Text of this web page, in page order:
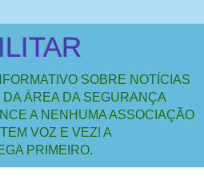
SOBRE NOTÍCIAS
ÁREA DA SEGURANÇA
A NENHUMA ASSOCIAÇÃO
VOZ E VEZ! A
PRIMEIRO.